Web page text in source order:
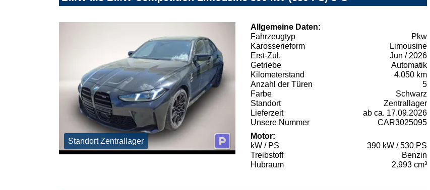
Standort Zentrallager
Allgemeine Daten:
Fahrzeugtyp
Pkw
Karosserieform
Limousine
Erst-Zul.
Jun / 2026
Getriebe
Automatik
Kilometerstand
4.050 km
Anzahl der Türen
5
Farbe
Schwarz
Standort
Zentrallager
Lieferzeit
ab ca. 17.09.2026
Unsere Nummer
CAR3025095
Motor:
kW / PS
390 kW / 530 PS
Treibstoff
Benzin
Hubraum
2.993 cm³